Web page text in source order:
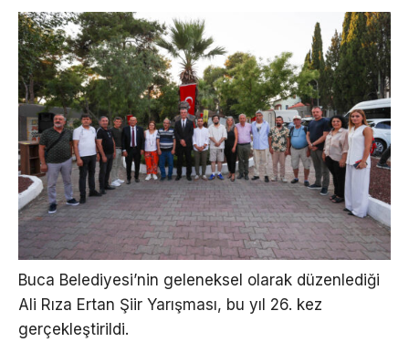
Buca Belediyesi’nin geleneksel olarak düzenlediği
Ali Rıza Ertan Şiir Yarışması, bu yıl 26. kez
gerçekleştirildi.